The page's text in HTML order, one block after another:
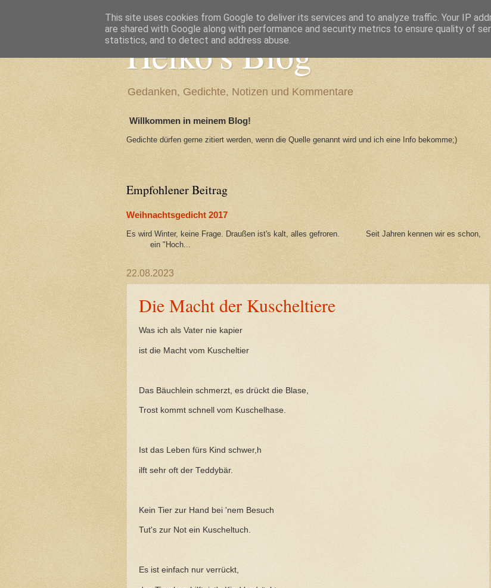
Heiko's Blog
Gedanken, Gedichte, Notizen und Kommentare
Willkommen in meinem Blog!
Gedichte dürfen gerne zitiert werden, wenn die Quelle genannt wird und ich eine Info bekomme;)
Empfohlener Beitrag
Weihnachtsgedicht 2017
Es wird Winter, keine Frage. Draußen ist's kalt, alles gefroren. Seit Jahren kennen wir es schon,
ein "Hoch...
22.08.2023
Die Macht der Kuscheltiere
Was ich als Vater nie kapier
ist die Macht vom Kuscheltier
Das Bäuchlein schmerzt, es drückt die Blase,
Trost kommt schnell vom Kuschelhase.
Ist das Leben fürs Kind schwer,h
ilft sehr oft der Teddybär.
Kein Tier zur Hand bei 'nem Besuch
Tut's zur Not ein Kuscheltuch.
Es ist einfach nur verrückt,
This site uses cookies from Google to deliver its services and to analyze traffic. Your IP
are shared with Google along with performance and security metrics to ensure quality of
statistics, and to detect and address abuse.